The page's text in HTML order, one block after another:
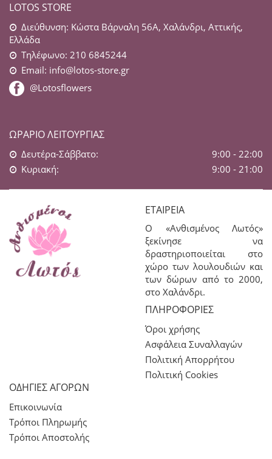
LOTOS STORE
Διεύθυνση: Κώστα Βάρναλη 56Α, Χαλάνδρι, Αττικής,
Ελλάδα
Τηλέφωνο: 210 6845244
Email: info@lotos-store.gr
@Lotosflowers
ΩΡΆΡΙΟ ΛΕΙΤΟΥΡΓΊΑΣ
Δευτέρα-Σάββατο:
9:00 - 22:00
Κυριακή:
9:00 - 21:00
ΕΤΑΙΡΕΊΑ
Ο «Ανθισμένος Λωτός»
ξεκίνησε να
δραστηριοποιείται στο
χώρο των λουλουδιών και
των δώρων από το 2000,
στο Χαλάνδρι.
ΠΛΗΡΟΦΟΡΊΕΣ
Όροι χρήσης
Ασφάλεια Συναλλαγών
Πολιτική Απορρήτου
Πολιτική Cookies
ΟΔΗΓΙΕΣ ΑΓΟΡΩΝ
Επικοινωνία
Τρόποι Πληρωμής
Τρόποι Αποστολής